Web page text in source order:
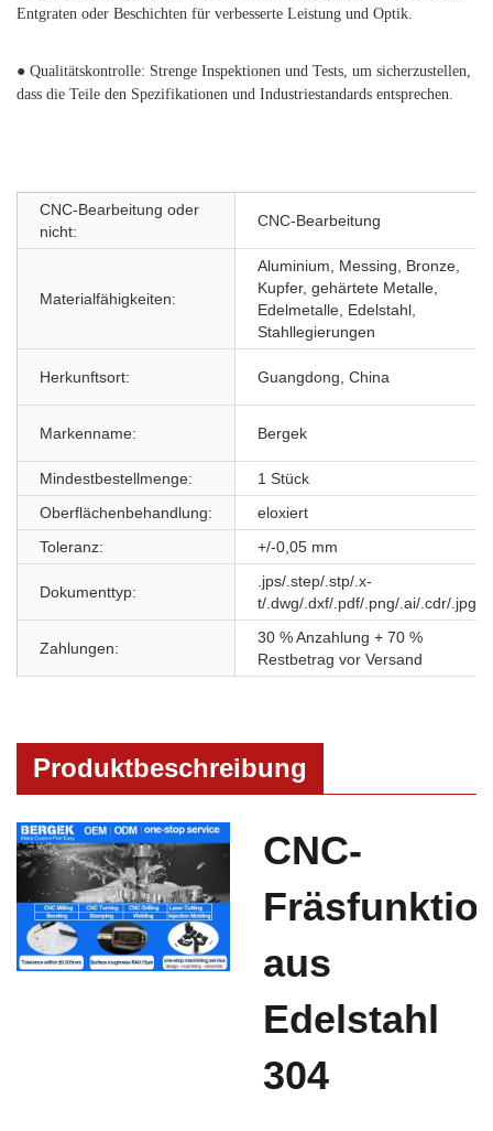
Entgraten oder Beschichten für verbesserte Leistung und Optik.
● Qualitätskontrolle: Strenge Inspektionen und Tests, um sicherzustellen,
dass die Teile den Spezifikationen und Industriestandards entsprechen.
CNC-Bearbeitung oder
nicht:
CNC-Bearbeitung
Materialfähigkeiten:
Aluminium, Messing, Bronze,
Kupfer, gehärtete Metalle,
Edelmetalle, Edelstahl,
Stahllegierungen
Herkunftsort: Guangdong, China
Markenname: Bergek
Mindestbestellmenge:
1 Stück
Oberflächenbehandlung:
eloxiert
Toleranz:
+/-0,05 mm
Dokumenttyp:
.jps/.step/.stp/.x-
t/.dwg/.dxf/.pdf/.png/.ai/.cdr/.jpg/
Zahlungen:
30 % Anzahlung + 70 %
Restbetrag vor Versand
Produktbeschreibung
CNC-
aus
Edelstahl
304